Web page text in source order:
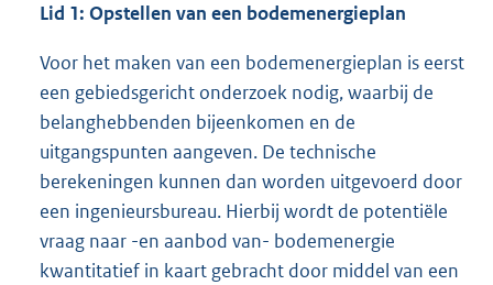
Lid 1: Opstellen van een bodemenergieplan
Voor het maken van een bodemenergieplan is eerst
een gebiedsgericht onderzoek nodig, waarbij de
belanghebbenden bijeenkomen en de
uitgangspunten aangeven. De technische
berekeningen kunnen dan worden uitgevoerd door
een ingenieursbureau. Hierbij wordt de potentiële
vraag naar -en aanbod van- bodemenergie
kwantitatief in kaart gebracht door middel van een